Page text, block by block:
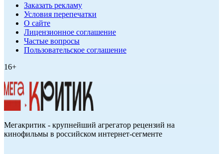
Заказать рекламу
Условия перепечатки
О сайте
Лицензионное соглашение
Частые вопросы
Пользовательское соглашение
16+
Мегакритик - крупнейший агрегатор рецензий на
кинофильмы в российском интернет-сегменте